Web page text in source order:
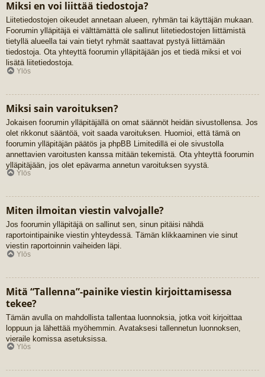
Miksi en voi liittää tiedostoja?
Liitetiedostojen oikeudet annetaan alueen, ryhmän tai käyttäjän mukaan.
Foorumin ylläpitäjä ei välttämättä ole sallinut liitetiedostojen liittämistä
tietyllä alueella tai vain tietyt ryhmät saattavat pystyä liittämään
tiedostoja. Ota yhteyttä foorumin ylläpitäjään jos et tiedä miksi et voi
lisätä liitetiedostoja.
Ylös
Miksi sain varoituksen?
Jokaisen foorumin ylläpitäjällä on omat säännöt heidän sivustollensa. Jos
olet rikkonut sääntöä, voit saada varoituksen. Huomioi, että tämä on
foorumin ylläpitäjän päätös ja phpBB Limitedillä ei ole sivustolla
annettavien varoitusten kanssa mitään tekemistä. Ota yhteyttä foorumin
ylläpitäjään, jos olet epävarma annetun varoituksen syystä.
Ylös
Miten ilmoitan viestin valvojalle?
Jos foorumin ylläpitäjä on sallinut sen, sinun pitäisi nähdä
raportointipainike viestin yhteydessä. Tämän klikkaaminen vie sinut
viestin raportoinnin vaiheiden läpi.
Ylös
Mitä “Tallenna”-painike viestin kirjoittamisessa
tekee?
Tämän avulla on mahdollista tallentaa luonnoksia, jotka voit kirjoittaa
loppuun ja lähettää myöhemmin. Avataksesi tallennetun luonnoksen,
vieraile komissa asetuksissa.
Ylös